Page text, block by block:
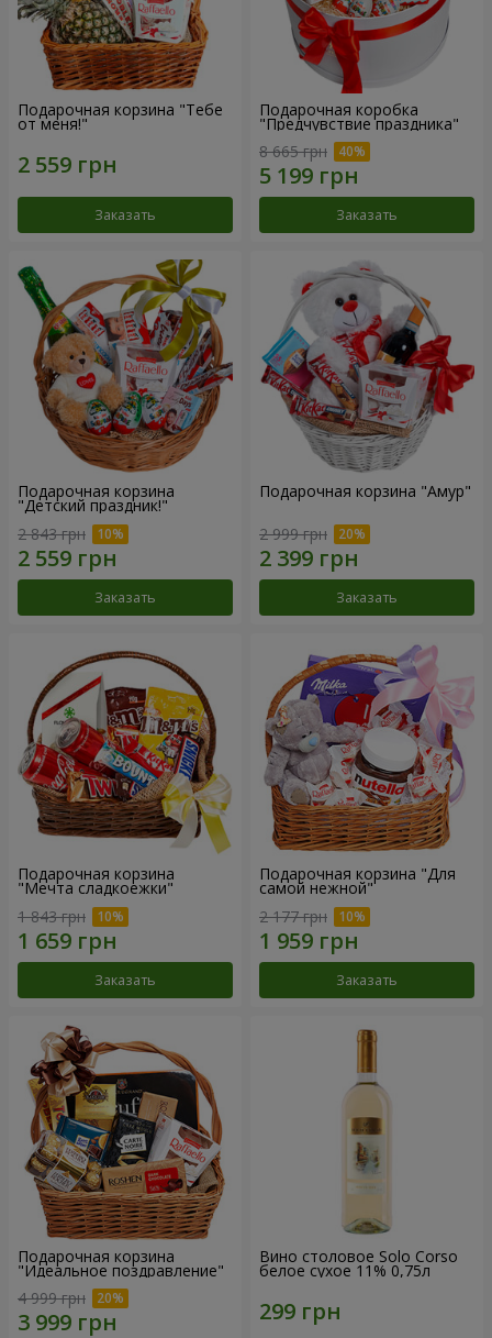
Подарочная корзина "Тебе
от меня!"
Заказать
Подарочная коробка
"Предчувствие праздника"
8 665 грн
Заказать
Подарочная корзина
"Детский праздник!"
2 843 грн
Заказать
Подарочная корзина "Амур"
2 999 грн
Заказать
Подарочная корзина
"Мечта сладкоежки"
1 843 грн
Заказать
Подарочная корзина "Для
самой нежной"
2 177 грн
Заказать
Подарочная корзина
"Идеальное поздравление"
4 999 грн
Вино столовое Solo Corso
белое сухое 11% 0,75л